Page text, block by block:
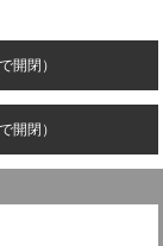
開閉）
開閉）